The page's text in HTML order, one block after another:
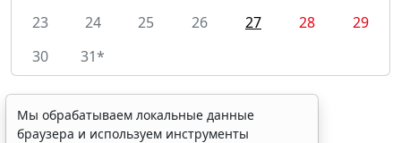
23
24 25 26 27 28
29
30
31*
Мы обрабатываем локальные данные
браузера и используем инструменты